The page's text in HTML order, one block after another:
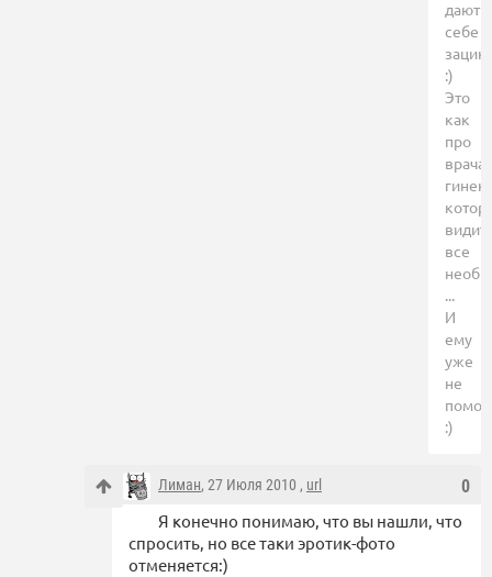
дают
себе
:)
Это
как
про
врача
видит
все
...
И
ему
уже
не
:)
0
Лиман, 27 Июля 2010 , url
Я конечно понимаю, что вы нашли, что
спросить, но все таки эротик-фото
отменяется:)